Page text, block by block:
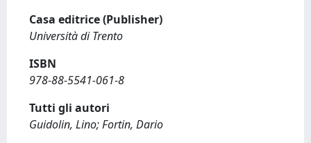
Casa editrice (Publisher)
Università di Trento
ISBN
978-88-5541-061-8
Tutti gli autori
Guidolin, Lino; Fortin, Dario